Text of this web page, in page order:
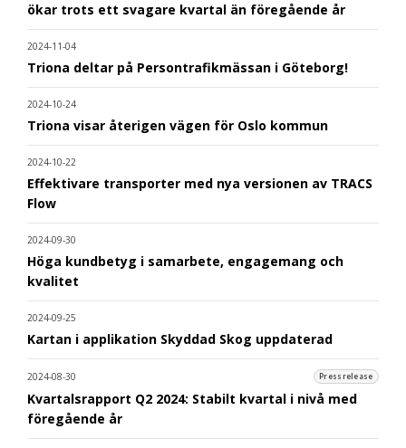
ökar trots ett svagare kvartal än föregående år
2024-11-04
Triona deltar på Persontrafikmässan i Göteborg!
2024-10-24
Triona visar återigen vägen för Oslo kommun
2024-10-22
Effektivare transporter med nya versionen av TRACS
Flow
2024-09-30
Höga kundbetyg i samarbete, engagemang och
kvalitet
2024-09-25
Kartan i applikation Skyddad Skog uppdaterad
2024-08-30 Pressrelease
Kvartalsrapport Q2 2024: Stabilt kvartal i nivå med
föregående år